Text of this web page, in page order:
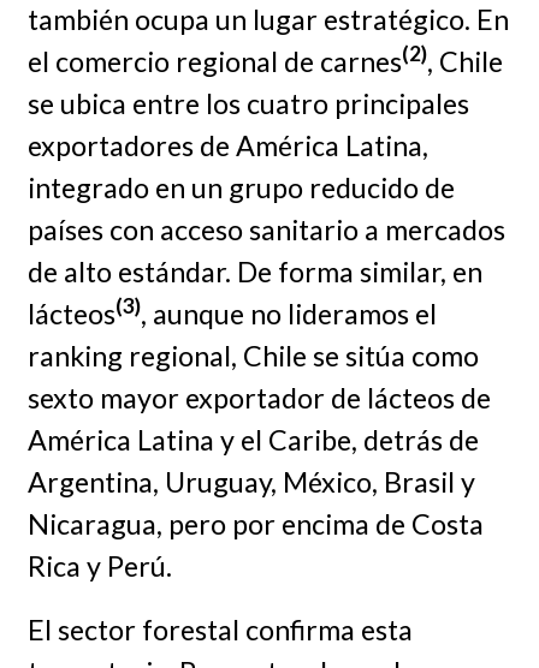
también ocupa un lugar estratégico. En
el comercio regional de carnes(2), Chile
se ubica entre los cuatro principales
exportadores de América Latina,
integrado en un grupo reducido de
países con acceso sanitario a mercados
de alto estándar. De forma similar, en
lácteos(3), aunque no lideramos el
ranking regional, Chile se sitúa como
sexto mayor exportador de lácteos de
América Latina y el Caribe, detrás de
Argentina, Uruguay, México, Brasil y
Nicaragua, pero por encima de Costa
Rica y Perú.
El sector forestal confirma esta